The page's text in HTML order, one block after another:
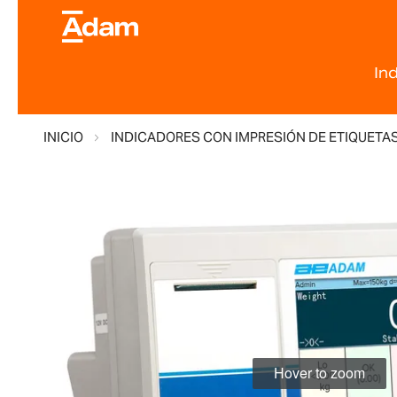
INICIO INDICADORES CON IMPRESIÓN DE
galería
imágenes
Hover to zoom